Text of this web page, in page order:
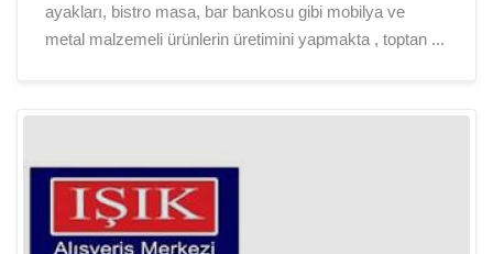
ayakları, bistro masa, bar bankosu gibi mobilya ve
metal malzemeli ürünlerin üretimini yapmakta , toptan ...